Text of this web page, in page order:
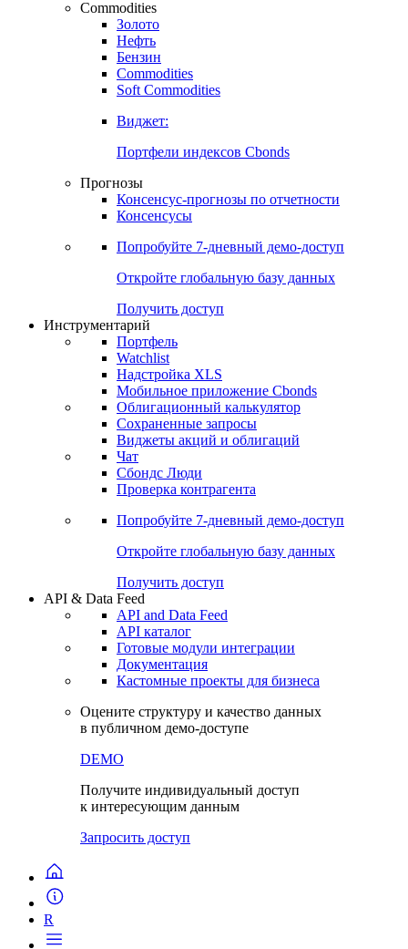
Commodities
Золото
Нефть
Бензин
Commodities
Soft Commodities
Виджет:
Портфели индексов Cbonds
Прогнозы
Консенсус-прогнозы по отчетности
Консенсусы
Попробуйте 7-дневный демо-доступ
Откройте глобальную базу данных
Получить доступ
Инструментарий
Портфель
Watchlist
Надстройка XLS
Мобильное приложение Cbonds
Облигационный калькулятор
Сохраненные запросы
Виджеты акций и облигаций
Чат
Сбондс Люди
Проверка контрагента
Попробуйте 7-дневный демо-доступ
Откройте глобальную базу данных
Получить доступ
API & Data Feed
API and Data Feed
API каталог
Готовые модули интеграции
Документация
Кастомные проекты для бизнеса
Оцените структуру и качество данных
в публичном демо-доступе
DEMO
Получите индивидуальный доступ
к интересующим данным
Запросить доступ
R